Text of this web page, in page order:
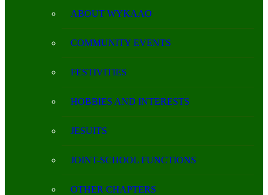
ABOUT WYKAAO
COMMUNITY EVENTS
FESTIVITIES
HOBBIES AND INTERESTS
JESUITS
JOINT-SCHOOL FUNCTIONS
OTHER CHAPTERS